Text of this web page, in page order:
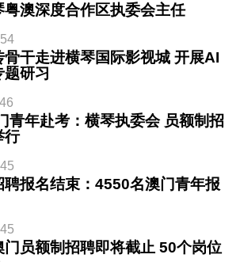
澳深度合作区执委会主任
干走进横琴国际影视城 开展AI
题研习
青年赴考：横琴执委会 员额制招
行
聘报名结束：4550名澳门青年报
门员额制招聘即将截止 50个岗位